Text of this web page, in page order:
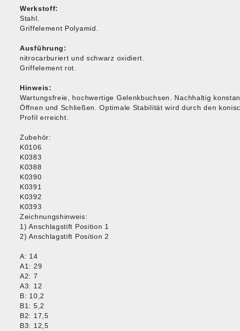
Werkstoff:
Stahl.
Griffelement Polyamid.
Ausführung:
nitrocarburiert und schwarz oxidiert.
Griffelement rot.
Hinweis:
Wartungsfreie, hochwertige Gelenkbuchsen. Nachhaltig
Öffnen und Schließen. Optimale Stabilität wird durch den
Profil erreicht.
Zubehör:
K0106
K0383
K0388
K0390
K0391
K0392
K0393
Zeichnungshinweis:
1) Anschlagstift Position 1
2) Anschlagstift Position 2
A: 14
A1: 29
A2: 7
A3: 12
B: 10,2
B1: 5,2
B2: 17,5
B3: 12,5